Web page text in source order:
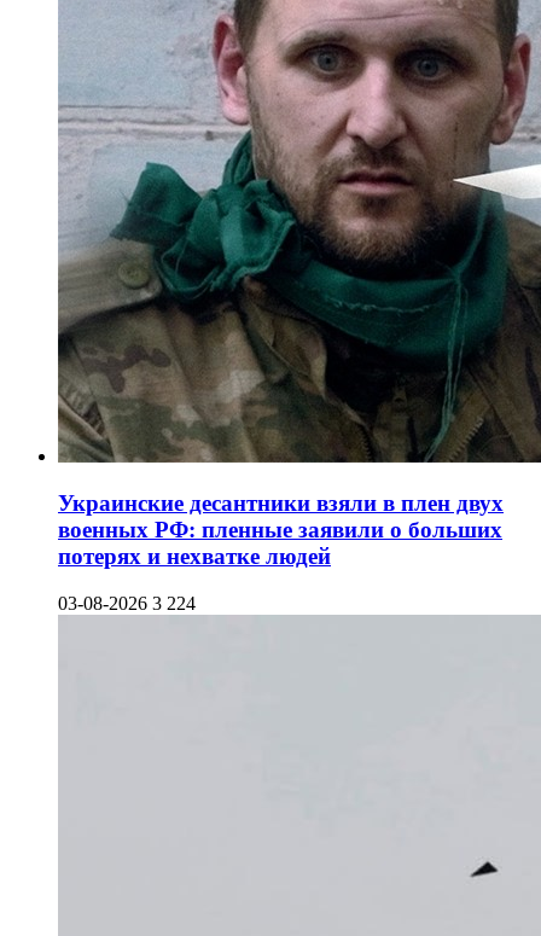
Украинские десантники взяли в плен двух
военных РФ: пленные заявили о больших
потерях и нехватке людей
03-08-2026 3 224